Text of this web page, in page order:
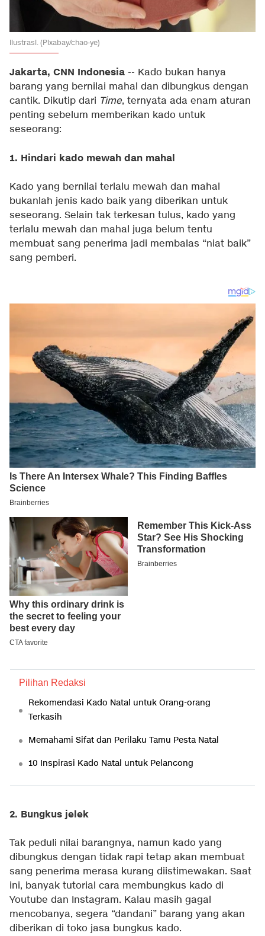
Ilustrasi. (Pixabay/chao-ye)
Jakarta, CNN Indonesia -- Kado bukan hanya
barang yang bernilai mahal dan dibungkus dengan
cantik. Dikutip dari Time, ternyata ada enam aturan
penting sebelum memberikan kado untuk
seseorang:
1. Hindari kado mewah dan mahal
Kado yang bernilai terlalu mewah dan mahal
bukanlah jenis kado baik yang diberikan untuk
seseorang. Selain tak terkesan tulus, kado yang
terlalu mewah dan mahal juga belum tentu
membuat sang penerima jadi membalas “niat baik”
sang pemberi.
Pilihan Redaksi
Rekomendasi Kado Natal untuk Orang-orang
Terkasih
Memahami Sifat dan Perilaku Tamu Pesta Natal
10 Inspirasi Kado Natal untuk Pelancong
2. Bungkus jelek
Tak peduli nilai barangnya, namun kado yang
dibungkus dengan tidak rapi tetap akan membuat
sang penerima merasa kurang diistimewakan. Saat
ini, banyak tutorial cara membungkus kado di
Youtube dan Instagram. Kalau masih gagal
mencobanya, segera “dandani” barang yang akan
diberikan di toko jasa bungkus kado.